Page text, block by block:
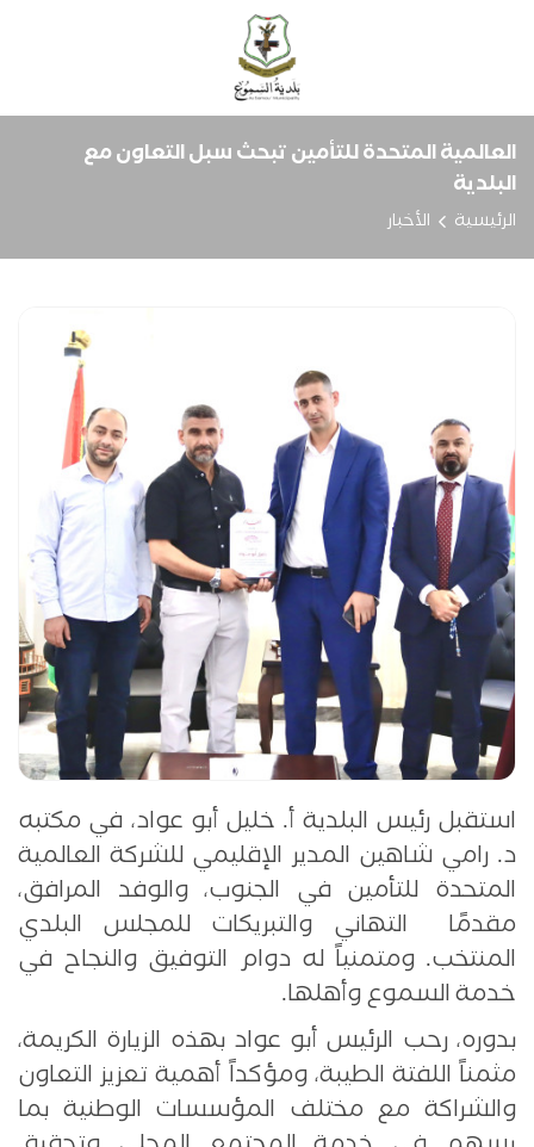
العالمية المتحدة للتأمين تبحث سبل التعاون مع
البلدية
الرئيسية الأخبار
استقبل رئيس البلدية أ. خليل أبو عواد، في مكتبه
د. رامي شاهين المدير الإقليمي للشركة العالمية
المتحدة للتأمين في الجنوب، والوفد المرافق،
مقدمًا التهاني والتبريكات للمجلس البلدي
المنتخب. ومتمنياً له دوام التوفيق والنجاح في
خدمة السموع وأهلها.
بدوره، رحب الرئيس أبو عواد بهذه الزيارة الكريمة،
مثمناً اللفتة الطيبة، ومؤكداً أهمية تعزيز التعاون
والشراكة مع مختلف المؤسسات الوطنية بما